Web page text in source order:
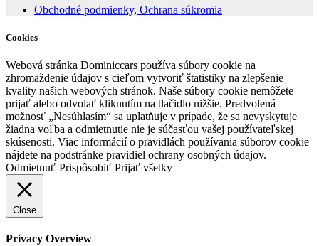
Obchodné podmienky, Ochrana súkromia
Cookies
Webová stránka Dominiccars používa súbory cookie na
zhromaždenie údajov s cieľom vytvoriť štatistiky na zlepšenie
kvality našich webových stránok. Naše súbory cookie nemôžete
prijať alebo odvolať kliknutím na tlačidlo nižšie. Predvolená
možnosť „Nesúhlasím“ sa uplatňuje v prípade, že sa nevyskytuje
žiadna voľba a odmietnutie nie je súčasťou vašej používateľskej
skúsenosti. Viac informácií o pravidlách používania súborov cookie
nájdete na podstránke pravidiel ochrany osobných údajov.
Odmietnuť Prispôsobiť Prijať všetky
Close
Privacy Overview